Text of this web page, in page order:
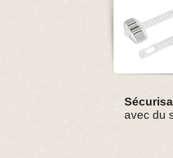
avec du